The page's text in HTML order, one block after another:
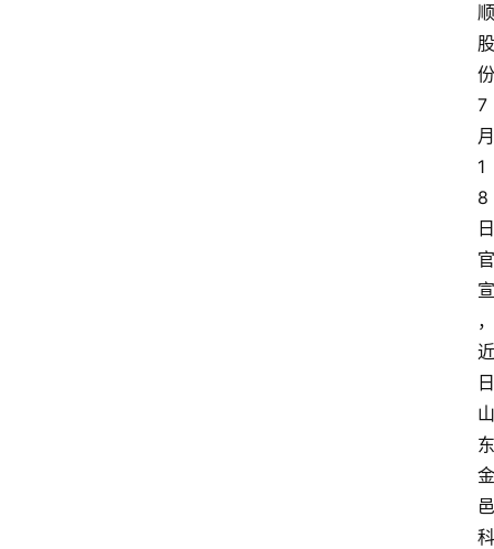
顺
股
份
7
月
1
8
日
官
宣
，
近
日
山
东
金
邑
科